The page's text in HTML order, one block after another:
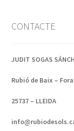
CONTACTE
JUDIT SOGAS
Rubió de Baix –
25737 – LLEIDA